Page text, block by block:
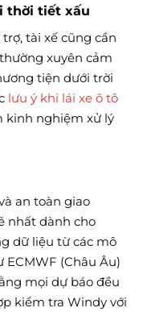
thời tiết xấu
tài xế cũng cần
xuyên cảm
tiện dưới trời
lưu ý khi lái xe ô tô
kinh nghiệm xử lý
an toàn giao
nhất dành cho
dữ liệu từ các mô
(Châu Âu)
mọi dự báo đều
kiểm tra Windy với